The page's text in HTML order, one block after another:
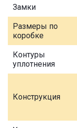
Замки
Размеры по
коробке
Контуры
уплотнения
Конструкция